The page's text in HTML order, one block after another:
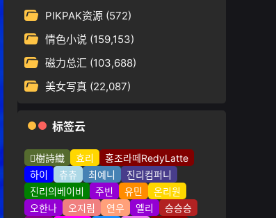
PIKPAK资源 (572)
情色小说 (159,153)
磁力总汇 (103,688)
美女写真 (22,087)
标签云
樹詩織 효리
홍조라떼RedyLatte
하이
츄츄 최예니
진리컴퍼니
진리의베이비
주빈 유민
온리원
오한나
오지림 연우 엘리
승승승